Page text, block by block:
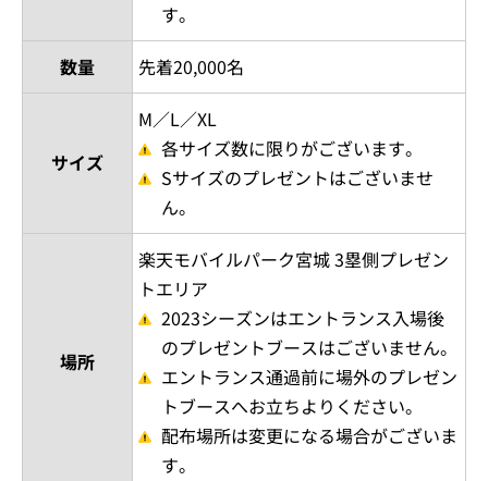
す。
数量
先着20,000名
サイズ
M／L／XL
各サイズ数に限りがございます。
Sサイズのプレゼントはございませ
ん。
場所
楽天モバイルパーク宮城 3塁側プレゼン
トエリア
2023シーズンはエントランス入場後
のプレゼントブースはございません。
エントランス通過前に場外のプレゼン
トブースへお立ちよりください。
配布場所は変更になる場合がございま
す。